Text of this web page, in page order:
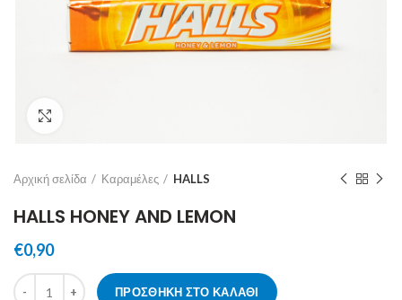
Αρχική σελίδα Καραμέλες HALLS
HALLS HONEY AND LEMON
€0,90
HALLS HONEY AND LEMON ποσότητα
ΠΡΟΣΘΉΚΗ ΣΤΟ ΚΑΛΆΘΙ